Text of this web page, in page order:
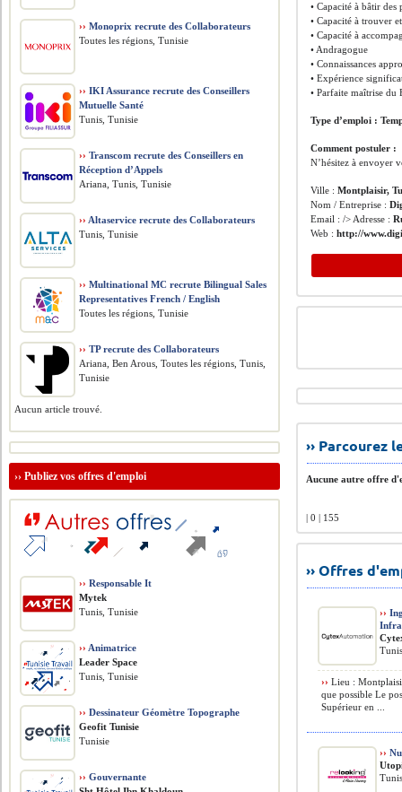
• Capacité à bâtir
• Capacité à trouver
• Capacité à
• Andragogue
• Connaissances
• Expérience
• Parfaite maîtrise du
Type d’emploi :
Comment postuler :
N’hésitez à envoyer
Ville :Montplaisir,
Nom / Entreprise :
Email : /> Adresse :
Web :http://
››
Aucune autre offre
| 0 | 155
›› Offres
››
›› Lieu :
que possible Le
Supérieur en ...
››
›› Monoprix recrute des Collaborateurs
Toutes les régions, Tunisie
›› IKI Assurance recrute des Conseillers
Mutuelle Santé
Tunis, Tunisie
›› Transcom recrute des Conseillers en
Réception d’Appels
Ariana, Tunis, Tunisie
›› Altaservice recrute des Collaborateurs
Tunis, Tunisie
›› Multinational MC recrute Bilingual Sales
Representatives French / English
Toutes les régions, Tunisie
›› TP recrute des Collaborateurs
Ariana, Ben Arous, Toutes les régions, Tunis,
Tunisie
Aucun article trouvé.
››Publiez vos offres d'emploi
›› Responsable It
Mytek
Tunis, Tunisie
›› Animatrice
Leader Space
Tunis, Tunisie
›› Dessinateur Géomètre Topographe
Geofit Tunisie
Tunisie
›› Gouvernante